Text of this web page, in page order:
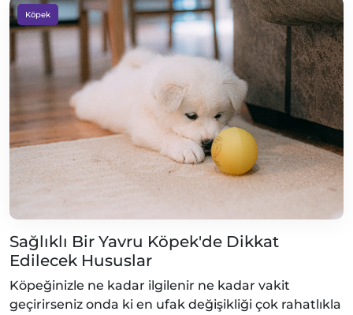
Köpek
Sağlıklı Bir Yavru Köpek'de Dikkat
Edilecek Hususlar
Köpeğinizle ne kadar ilgilenir ne kadar vakit
geçirirseniz onda ki en ufak değişikliği çok rahatlıkla